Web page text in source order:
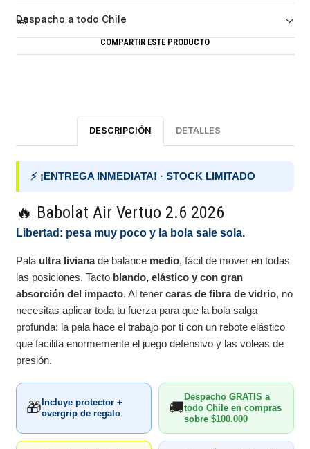
Despacho a todo Chile
COMPARTIR ESTE PRODUCTO
DESCRIPCIÓN DETALLES
⚡ ¡ENTREGA INMEDIATA! · STOCK LIMITADO
🔥 Babolat Air Vertuo 2.6 2026
Libertad: pesa muy poco y la bola sale sola.
Pala ultra livianade balance medio, fácil de mover en todas
las posiciones. Tacto blando, elástico y con gran
absorción del impacto. Al tenercaras de fibra de vidrio, no
necesitas aplicar toda tu fuerza para que la bola salga
profunda: la pala hace el trabajo por ti con un rebote elástico
que facilita enormemente el juego defensivo y las voleas de
presión.
🎁 Incluye protector +
overgrip de regalo
🚚
Despacho GRATIS a
todo Chile en compras
sobre $100.000